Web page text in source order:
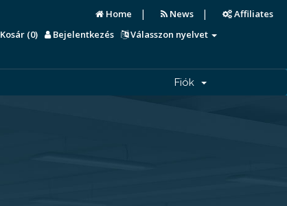
Home | News |
Affiliates
Válasszon nyelvet
Bejelentkezés
Kosár (0)
Fiók